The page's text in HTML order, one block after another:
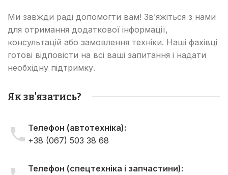
Ми завжди раді допомогти вам! Зв’яжіться з нами
для отримання додаткової інформації,
консультацій або замовлення техніки. Наші фахівці
готові відповісти на всі ваші запитання і надати
необхідну підтримку.
Як зв'язатись?
Телефон (автотехніка):
+38 (067) 503 38 68
Телефон (спецтехніка і запчастини):